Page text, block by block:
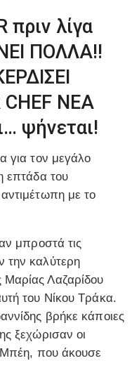
πριν λίγα
ΠΟΛΛΑ!!
ΝΕΑ
ψήνεται!
για τον μεγάλο
επτάδα του
με το
μπροστά τις
την καλύτερη
Λαζαρίδου
του Νίκου Τράκα.
βρήκε κάποιες
ξεχώρισαν οι
Μπέη, που άκουσε